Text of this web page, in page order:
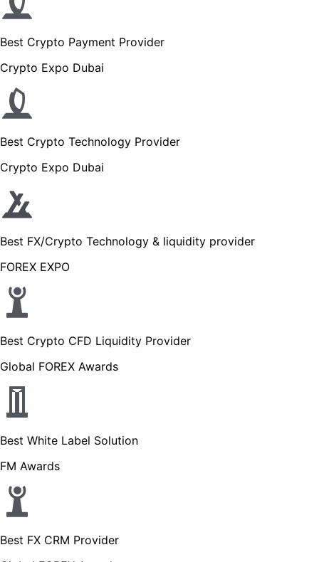
Best Crypto Payment Provider
Crypto Expo Dubai
Best Crypto Technology Provider
Crypto Expo Dubai
Best FX/Crypto Technology & liquidity provider
FOREX EXPO
Best Crypto CFD Liquidity Provider
Global FOREX Awards
Best White Label Solution
FM Awards
Best FX CRM Provider